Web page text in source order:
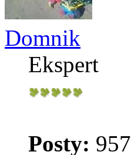
Domnik
Ekspert
Posty: 957